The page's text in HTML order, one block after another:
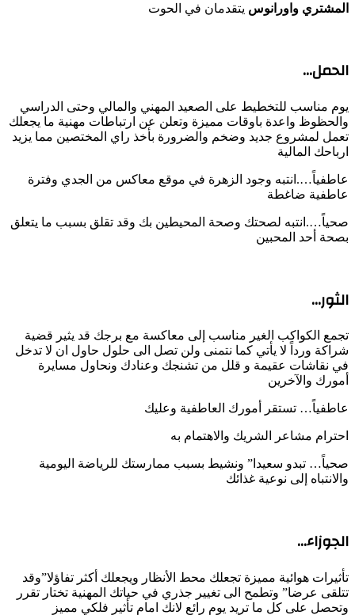
المشتري واورانوس يتقدمان في الحوت
الحمل…
يوم مناسب للتخطيط على الصعيد المهني والمالي وحتى الدراسي
والحظوظ واعدة باوقات مميزة وتعلن عن ارتباطات مهنية ما يجعلك
تعمل لمشروع جديد وضخم والضرورة بأخذ راي المختصين مما يزيد
ارباحك المالية
عاطفياً….انتبه وجود الزهرة في موقع معاكس من الجدي وفترة
عاطفية ضاغطة
صحياً….انتبه لصحتك وصحة المحيطين بك وقد تقلق بسبب ما يتعلق
بصحة أحد المحبين
الثور…
تجمع الكواكب الغير مناسب إلى معاكسة مع برجك قد يثير قضية
شراكة ورداً لا يأتي كما نتمنى ولن تصل الى حلول حاول ان لا تدخل
في نقاشات عقيمة و قلل من تشنجك وعنادك ونحاول مسايرة
أمورك والآخرين
عاطفياً… تستقر أمورك العاطفية وعليك
احترام مشاعر الشريك والاهتمام به
صحياً… تبدو سعيدا” ونشيط بسبب ممارستك للرياضة اليومية
والانتباه إلى نوعية غذائك
الجوزاء…
تأثيرات هوائية مميزة تجعلك محط الأنظار ويجعلك أكثر تفاؤلا”وقد
تتلقى عرضا” وتطمح الى تغيير جذري في حياتك المهنية تختار تقرر
وتحصل على كل ما تريد يوم رائع لانك امام تأثير فلكي مميز